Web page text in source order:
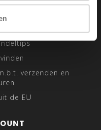
verzenden en
de EU